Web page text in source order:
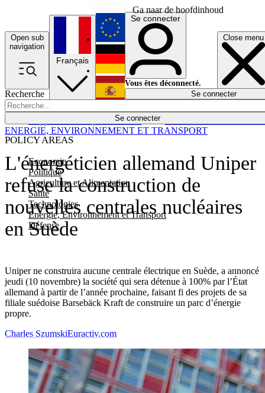
Ga naar de hoofdinhoud
Open sub
navigation
Close menu
Recherche
Se connecter
POLICY AREAS
Economie
Politique
Agriculture et Alimentation
Santé
Technologies
Energie, Environnement et Transport
Défense
Économie
Français
English
Deutsch
Español
Se connecter
Vous êtes déconnecté.
Se connecter
L'énergéticien allemand Uniper
refuse la construction de
nouvelles centrales nucléaires
en Suède
Uniper ne construira aucune centrale électrique en Suède, a annoncé
jeudi (10 novembre) la société qui sera détenue à 100% par l’État
allemand à partir de l’année prochaine, faisant fi des projets de sa
filiale suédoise Barsebäck Kraft de construire un parc d’énergie
propre.
ENERGIE, ENVIRONNEMENT ET TRANSPORT
Charles SzumskiEuractiv.com